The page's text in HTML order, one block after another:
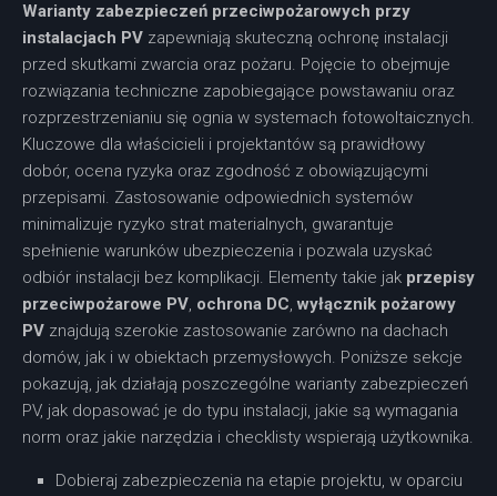
Warianty zabezpieczeń przeciwpożarowych przy
instalacjach PV zapewniają skuteczną ochronę instalacji
przed skutkami zwarcia oraz pożaru. Pojęcie to obejmuje
rozwiązania techniczne zapobiegające powstawaniu oraz
rozprzestrzenianiu się ognia w systemach fotowoltaicznych.
Kluczowe dla właścicieli i projektantów są prawidłowy
dobór, ocena ryzyka oraz zgodność z obowiązującymi
przepisami. Zastosowanie odpowiednich systemów
minimalizuje ryzyko strat materialnych, gwarantuje
spełnienie warunków ubezpieczenia i pozwala uzyskać
odbiór instalacji bez komplikacji. Elementy takie jak przepisy
przeciwpożarowe PV, ochrona DC, wyłącznik pożarowy
PV znajdują szerokie zastosowanie zarówno na dachach
domów, jak i w obiektach przemysłowych. Poniższe sekcje
pokazują, jak działają poszczególne warianty zabezpieczeń
PV, jak dopasować je do typu instalacji, jakie są wymagania
norm oraz jakie narzędzia i checklisty wspierają użytkownika.
Dobieraj zabezpieczenia na etapie projektu, w oparciu